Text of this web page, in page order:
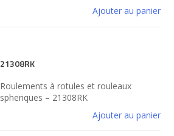
Ajouter au panier
21308RK
Roulements à rotules et rouleaux
spheriques – 21308RK
Ajouter au panier